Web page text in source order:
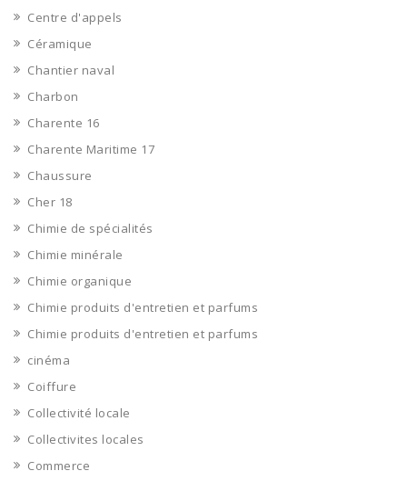
Centre d'appels
Céramique
Chantier naval
Charbon
Charente 16
Charente Maritime 17
Chaussure
Cher 18
Chimie de spécialités
Chimie minérale
Chimie organique
Chimie produits d'entretien et parfums
Chimie produits d'entretien et parfums
cinéma
Coiffure
Collectivité locale
Collectivites locales
Commerce